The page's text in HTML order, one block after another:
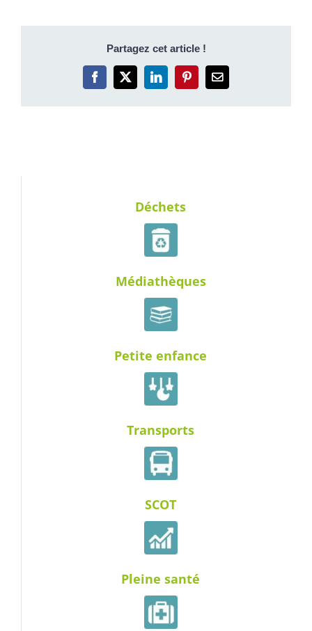
Partagez cet article !
Facebook
X LinkedInPinterestEmail
Déchets
Médiathèques
Petite enfance
Transports
SCOT
Pleine santé